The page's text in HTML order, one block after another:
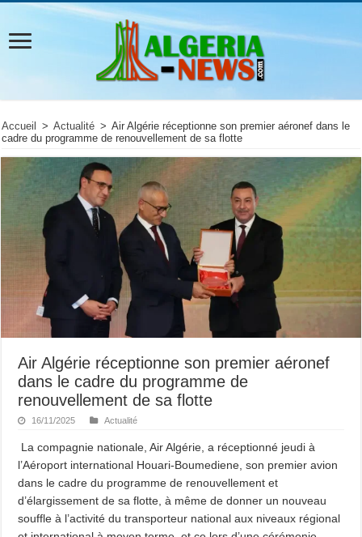
Accueil > Actualité > Air Algérie réceptionne son premier aéronef dans le
cadre du programme de renouvellement de sa flotte
Air Algérie réceptionne son premier aéronef
dans le cadre du programme de
renouvellement de sa flotte
16/11/2025 Actualité
La compagnie nationale, Air Algérie, a réceptionné jeudi à
l’Aéroport international Houari-Boumediene, son premier avion
dans le cadre du programme de renouvellement et
d’élargissement de sa flotte, à même de donner un nouveau
souffle à l’activité du transporteur national aux niveaux régional